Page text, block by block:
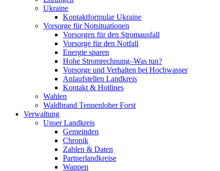
Ukraine
Kontaktformular Ukraine
Vorsorge für Notsituationen
Vorsorgen für den Stromausfall
Vorsorge für den Notfall
Energie sparen
Hohe Stromrechnung–Was tun?
Vorsorge und Verhalten bei Hochwasser
Anlaufstellen Landkreis
Kontakt & Hotlines
Wahlen
Waldbrand Tennenloher Forst
Verwaltung
Unser Landkreis
Gemeinden
Chronik
Zahlen & Daten
Partnerlandkreise
Wappen